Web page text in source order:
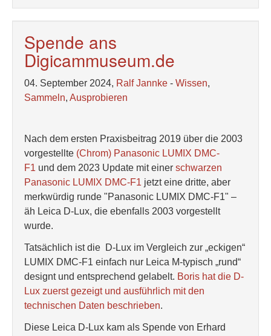
Spende ans
Digicammuseum.de
04. September 2024, Ralf Jannke - Wissen,
Sammeln, Ausprobieren
Nach dem ersten Praxisbeitrag 2019 über die 2003
vorgestellte (Chrom) Panasonic LUMIX DMC-
F1 und dem 2023 Update mit einer schwarzen
Panasonic LUMIX DMC-F1 jetzt eine dritte, aber
merkwürdig runde "Panasonic LUMIX DMC-F1" –
äh Leica D-Lux, die ebenfalls 2003 vorgestellt
wurde.
Tatsächlich ist die D-Lux im Vergleich zur „eckigen“
LUMIX DMC-F1 einfach nur Leica M-typisch „rund“
designt und entsprechend gelabelt. Boris hat die D-
Lux zuerst gezeigt und ausführlich mit den
technischen Daten beschrieben.
Diese Leica D-Lux kam als Spende von Erhard